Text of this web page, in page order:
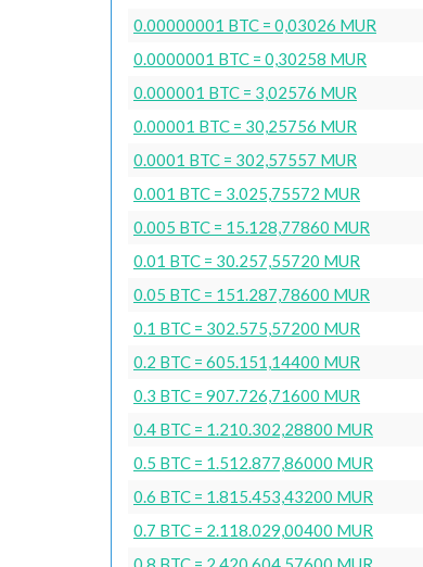
0.00000001 BTC = 0,03026 MUR
0.0000001 BTC = 0,30258 MUR
0.000001 BTC = 3,02576 MUR
0.00001 BTC = 30,25756 MUR
0.0001 BTC = 302,57557 MUR
0.001 BTC = 3.025,75572 MUR
0.005 BTC = 15.128,77860 MUR
0.01 BTC = 30.257,55720 MUR
0.05 BTC = 151.287,78600 MUR
0.1 BTC = 302.575,57200 MUR
0.2 BTC = 605.151,14400 MUR
0.3 BTC = 907.726,71600 MUR
0.4 BTC = 1.210.302,28800 MUR
0.5 BTC = 1.512.877,86000 MUR
0.6 BTC = 1.815.453,43200 MUR
0.7 BTC = 2.118.029,00400 MUR